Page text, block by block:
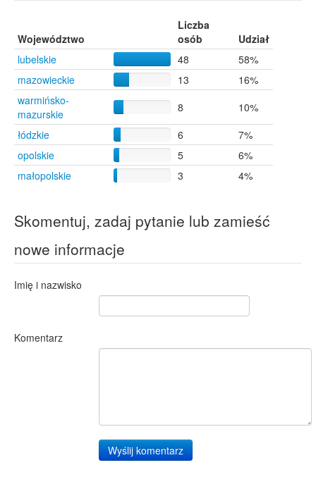
Województwo
Liczba
osób
Udział
lubelskie
48
58%
mazowieckie
13
16%
warmińsko-
mazurskie
8
10%
łódzkie
6
7%
opolskie
5
6%
małopolskie
3 4%
Skomentuj, zadaj pytanie lub zamieść
nowe informacje
Imię i nazwisko
Komentarz
Wyślij komentarz